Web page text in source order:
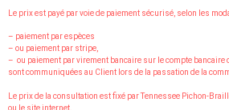
Le prix est payé par voie de paiement sécurisé, selon les
– paiement par espèces
– ou paiement par stripe,
– ou paiement par virement bancaire sur le compte bancaire
sont communiquées au Client lors de la passation de la
Le prix de la consultation est fixé par Tennessee Pichon-
ou le site internet.